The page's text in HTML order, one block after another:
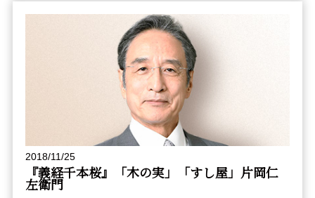
2018/11/25
『義経千本桜』「木の実」「すし屋」片岡仁
左衛門